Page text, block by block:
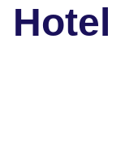
Hotel